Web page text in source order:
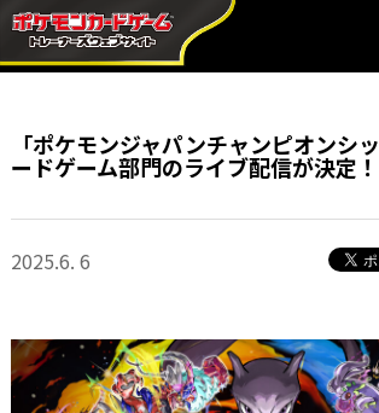
「ポケモンジャパンチャンピオンシ
ードゲーム部門のライブ配信が決定！
2025.6. 6